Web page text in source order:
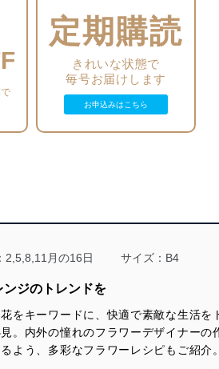
りと楽しめる
さんの人に
ョン
間～
ん
…
定期購読
きれいな状態で
毎号お届けします
お申込みはこちら
2,5,8,11月の16日 サイズ：B4
ジのトレンドを
をキーワードに、快適で素敵な生活を
内外の憧れのフラワーデザイナーの
よう、多彩なフラワーレシピもご紹介